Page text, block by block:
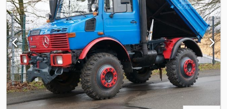
2.000 mm, laadruimtehoogte:400 mm, Bouwjaar: 1990, Uitrusting:
Tachograaf, aanhangwagenkoppeling, bekrachtigde
besturing, extra koplampen , Zeer goed onderhouden Unimog
1200 type 427 trekker met kiepcilinder, 2-circuiten
hydraulieksysteem, 2-krings luchtdrukremsysteem,
werkhydrauliek, voorzetplaat, stabilisator, achteraansluitingen,
Ringfeder-trekhaak, extra werklampen, 2 achterste schuiframen.
Banden 365/80R20 voor nieuw, achter 70%, snelle
asoverbrenging T=90 km/u, originele AT-versnellingsbak
gemonteerd. Originele fabrieksspat groen gespoten. Unimog is